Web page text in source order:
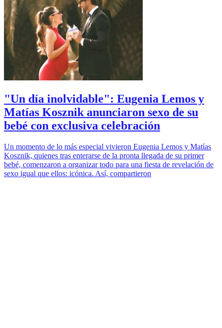
"Un día inolvidable": Eugenia Lemos y
Matías Kosznik anunciaron sexo de su
bebé con exclusiva celebración
Un momento de lo más especial vivieron Eugenia Lemos y Matías
Kosznik, quienes tras enterarse de la pronta llegada de su primer
bebé, comenzaron a organizar todo para una fiesta de revelación de
sexo igual que ellos: icónica. Así, compartieron